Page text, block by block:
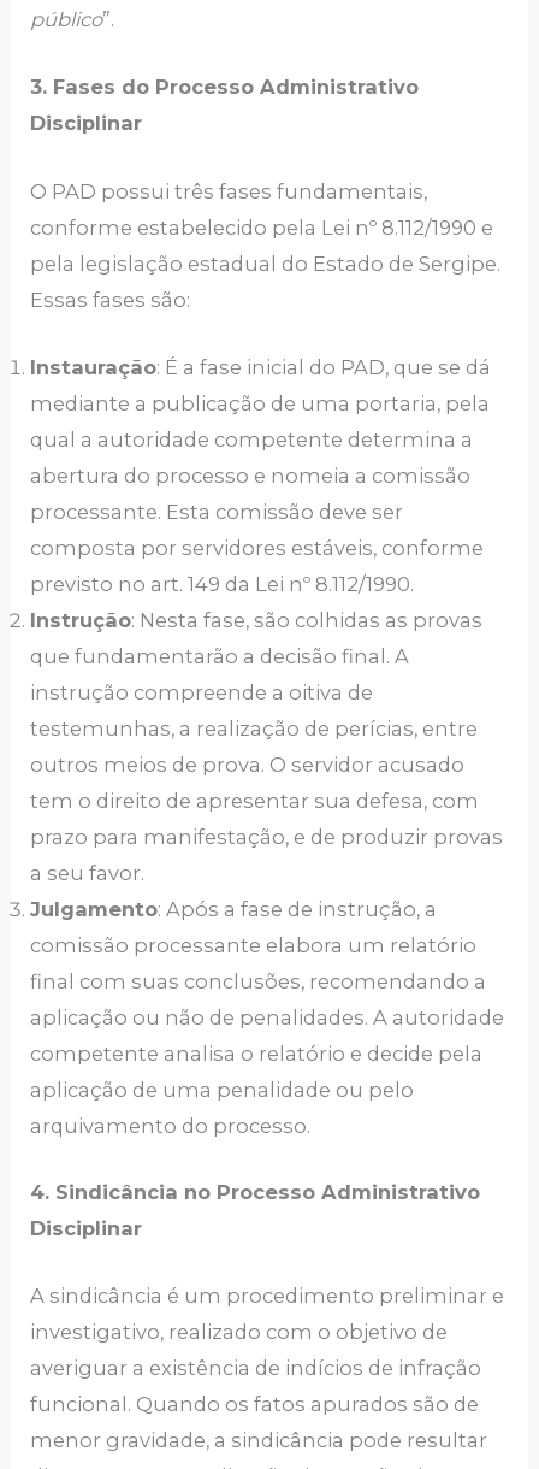
público”.
3. Fases do Processo Administrativo
Disciplinar
O PAD possui três fases fundamentais,
conforme estabelecido pela Lei nº 8.112/1990 e
pela legislação estadual do Estado de Sergipe.
Essas fases são:
Instauração: É a fase inicial do PAD, que se dá
mediante a publicação de uma portaria, pela
qual a autoridade competente determina a
abertura do processo e nomeia a comissão
processante. Esta comissão deve ser
composta por servidores estáveis, conforme
previsto no art. 149 da Lei nº 8.112/1990.
Instrução: Nesta fase, são colhidas as provas
que fundamentarão a decisão final. A
instrução compreende a oitiva de
testemunhas, a realização de perícias, entre
outros meios de prova. O servidor acusado
tem o direito de apresentar sua defesa, com
prazo para manifestação, e de produzir provas
a seu favor.
Julgamento: Após a fase de instrução, a
comissão processante elabora um relatório
final com suas conclusões, recomendando a
aplicação ou não de penalidades. A autoridade
competente analisa o relatório e decide pela
aplicação de uma penalidade ou pelo
arquivamento do processo.
4. Sindicância no Processo Administrativo
Disciplinar
A sindicância é um procedimento preliminar e
investigativo, realizado com o objetivo de
averiguar a existência de indícios de infração
funcional. Quando os fatos apurados são de
menor gravidade, a sindicância pode resultar